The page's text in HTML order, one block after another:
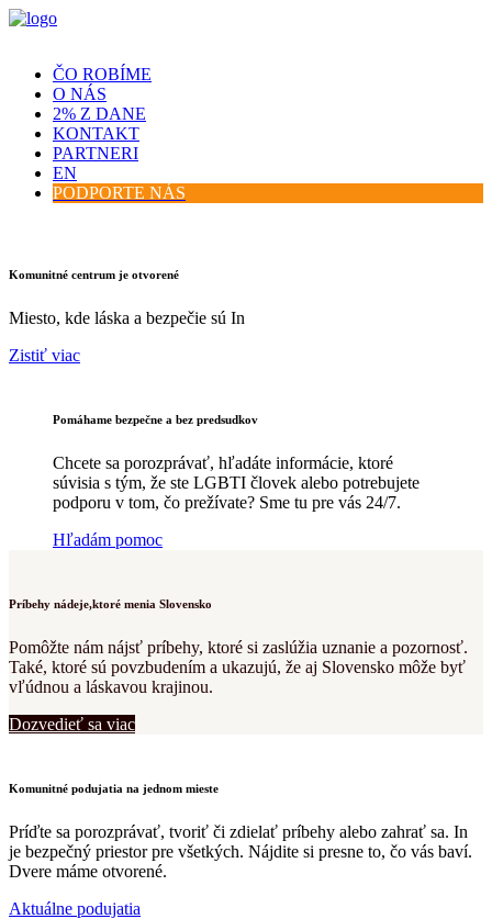
ČO ROBÍME
O NÁS
2% Z DANE
KONTAKT
PARTNERI
EN
PODPORTE NÁS
Komunitné centrum je otvorené
Miesto, kde láska a bezpečie sú In
Zistiť viac
Pomáhame bezpečne a bez predsudkov
Chcete sa porozprávať, hľadáte informácie, ktoré
súvisia s tým, že ste LGBTI človek alebo potrebujete
podporu v tom, čo prežívate? Sme tu pre vás 24/7.
Hľadám pomoc
Príbehy nádeje,ktoré menia Slovensko
Pomôžte nám nájsť príbehy, ktoré si zaslúžia uznanie a pozornosť.
Také, ktoré sú povzbudením a ukazujú, že aj Slovensko môže byť
vľúdnou a láskavou krajinou.
Dozvedieť sa viac
Komunitné podujatia na jednom mieste
Príďte sa porozprávať, tvoriť či zdielať príbehy alebo zahrať sa. In
je bezpečný priestor pre všetkých. Nájdite si presne to, čo vás baví.
Dvere máme otvorené.
Aktuálne podujatia